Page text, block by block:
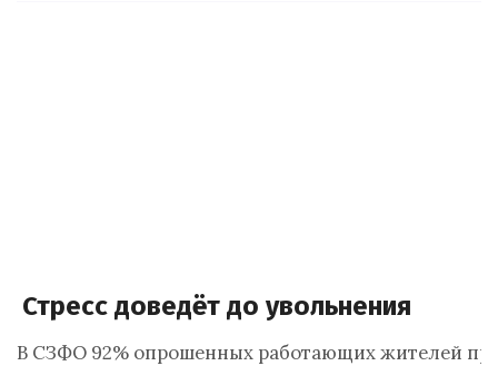
Стресс доведёт до увольнения
В СЗФО 92% опрошенных работающих жителей